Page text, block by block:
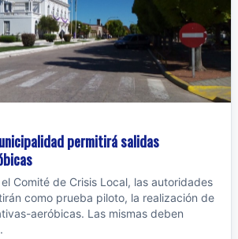
permitirá salidas
Comité de Crisis Local, las autoridades
como prueba piloto, la realización de
aeróbicas. Las mismas deben